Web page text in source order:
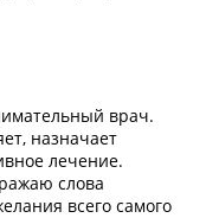
врач.
назначает
лечение.
слова
всего самого